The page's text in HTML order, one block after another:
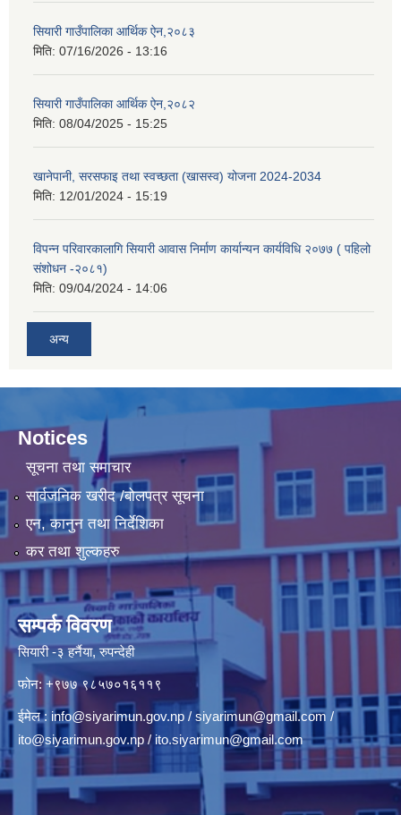
सियारी गाउँपालिका आर्थिक ऐन,२०८३
मिति: 07/16/2026 - 13:16
सियारी गाउँपालिका आर्थिक ऐन,२०८२
मिति: 08/04/2025 - 15:25
खानेपानी, सरसफाइ तथा स्वच्छता (खासस्व) योजना 2024-2034
मिति: 12/01/2024 - 15:19
विपन्न परिवारकालागि सियारी आवास निर्माण कार्यान्यन कार्यविधि २०७७ ( पहिलो
संशोधन -२०८१)
मिति: 09/04/2024 - 14:06
अन्य
Notices
सूचना तथा समाचार
सार्वजनिक खरीद /बोलपत्र सूचना
एन, कानुन तथा निर्देशिका
कर तथा शुल्कहरु
सम्पर्क विवरण
सियारी -३ हर्नैया, रुपन्देही
फोन: +९७७ ९८५७०१६११९
ईमेल : info@siyarimun.gov.np / siyarimun@gmail.com /
ito@siyarimun.gov.np / ito.siyarimun@gmail.com